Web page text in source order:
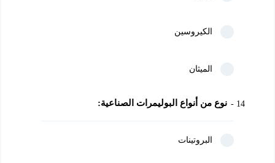
الكيروسين
الميثان
14 نوع من أنواع البوليمرات الصناعية:
البروتينات